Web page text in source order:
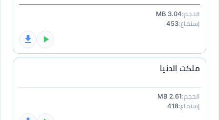
الحجم:3.04 MB
إستماع:453
ملكت الدنيا
الحجم:2.61 MB
إستماع:418